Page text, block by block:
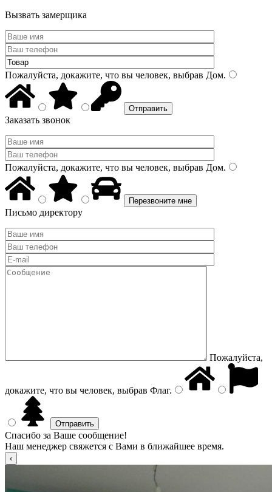
Вызвать замерщика
Пожалуйста, докажите, что вы человек, выбрав Дом.
Заказать звонок
Пожалуйста, докажите, что вы человек, выбрав Дом.
Письмо директору
Пожалуйста,
докажите, что вы человек, выбрав Флаг.
Спасибо за Ваше сообщение!
Наш менеджер свяжется с Вами в ближайшее время.